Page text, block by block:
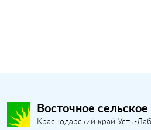
Восточное
Краснодарский край Усть-